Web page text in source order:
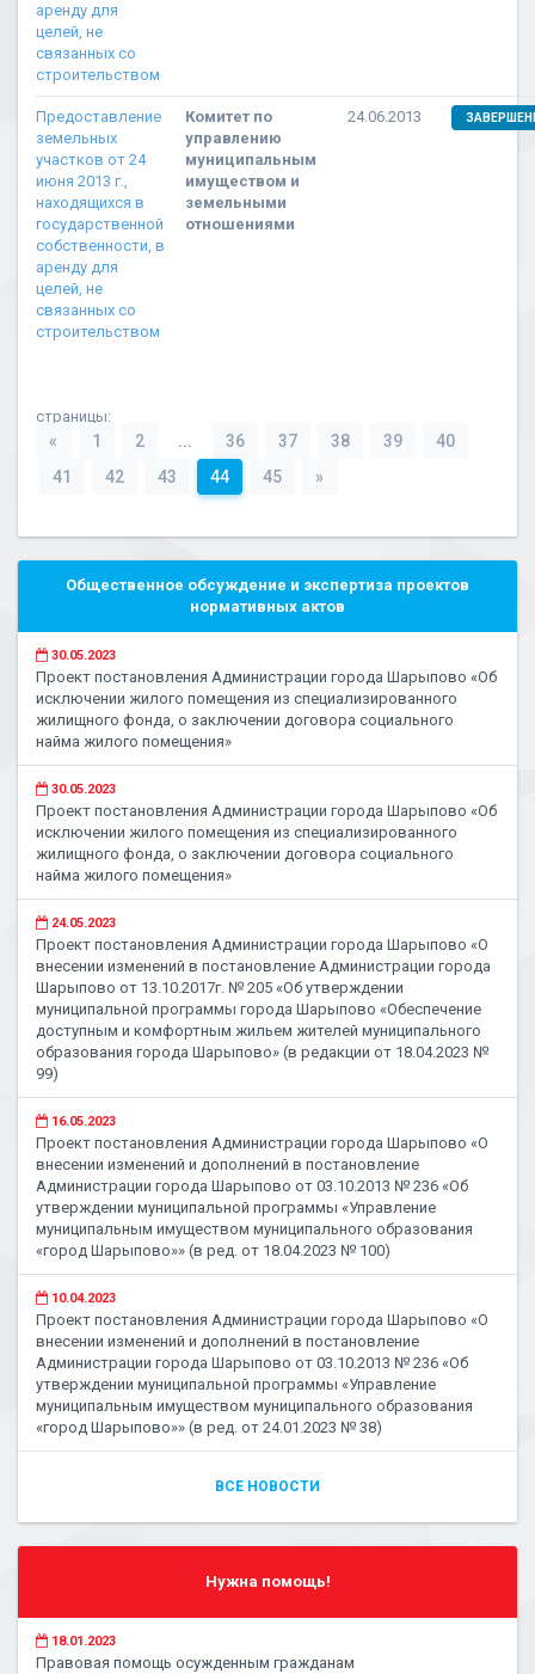
аренду для
целей, не
связанных со
строительством
Предоставление
земельных
участков от 24
июня 2013 г.,
находящихся в
государственной
собственности, в
аренду для
целей, не
связанных со
строительством
Комитет по
управлению
муниципальным
имуществом и
земельными
отношениями
24.06.2013
страницы:
« 1 2 ... 36 37 38 39
40
41
42 43 44 45 »
Общественное обсуждение и экспертиза проектов
нормативных актов
30.05.2023
Проект постановления Администрации города Шарыпово «Об
исключении жилого помещения из специализированного
жилищного фонда, о заключении договора социального
найма жилого помещения»
30.05.2023
Проект постановления Администрации города Шарыпово «Об
исключении жилого помещения из специализированного
жилищного фонда, о заключении договора социального
найма жилого помещения»
24.05.2023
Проект постановления Администрации города Шарыпово «О
внесении изменений в постановление Администрации города
Шарыпово от 13.10.2017г. № 205 «Об утверждении
муниципальной программы города Шарыпово «Обеспечение
доступным и комфортным жильем жителей муниципального
образования города Шарыпово» (в редакции от 18.04.2023 №
99)
16.05.2023
Проект постановления Администрации города Шарыпово «О
внесении изменений и дополнений в постановление
Администрации города Шарыпово от 03.10.2013 № 236 «Об
утверждении муниципальной программы «Управление
муниципальным имуществом муниципального образования
«город Шарыпово»» (в ред. от 18.04.2023 № 100)
10.04.2023
Проект постановления Администрации города Шарыпово «О
внесении изменений и дополнений в постановление
Администрации города Шарыпово от 03.10.2013 № 236 «Об
утверждении муниципальной программы «Управление
муниципальным имуществом муниципального образования
«город Шарыпово»» (в ред. от 24.01.2023 № 38)
ВСЕ НОВОСТИ
Нужна помощь!
18.01.2023
Правовая помощь осужденным гражданам